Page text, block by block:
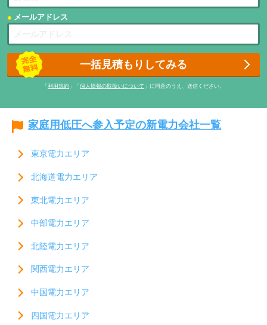
メールアドレス
一括見積もりしてみる
「 利用規約 」「 個人情報の取扱いについて 」に同意のうえ、送信ください。
家庭用低圧へ参入予定の新電力会社一覧
東京電力エリア
北海道電力エリア
東北電力エリア
中部電力エリア
北陸電力エリア
関西電力エリア
中国電力エリア
四国電力エリア